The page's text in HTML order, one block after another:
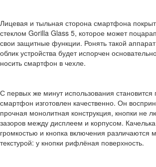
Лицевая и тыльная сторона смартфона
стеклом Gorilla Glass 5, которое может
свои защитные функции. Ронять такой
облик устройства будет испорчен
носить смартфон в чехле.
С первых же минут использования становится
смартфон изготовлен качественно. Он
прочная монолитная конструкция, кнопки не
зазоров между дисплеем и корпусом.
громкостью и кнопка включения различаются
текстурой: у кнопки рифлёная поверхность.